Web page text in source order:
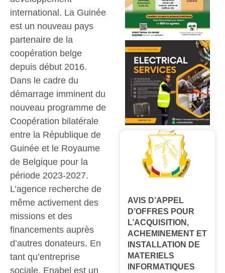
international. La Guinée
est un nouveau pays
partenaire de la
coopération belge
depuis début 2016.
Dans le cadre du
démarrage imminent du
nouveau programme de
Coopération bilatérale
entre la République de
Guinée et le Royaume
de Belgique pour la
période 2023-2027.
L’agence recherche de
même activement des
missions et des
financements auprès
d’autres donateurs. En
tant qu’entreprise
sociale, Enabel est un
AVIS D’APPEL
D’OFFRES POUR
L’ACQUISITION,
ACHEMINEMENT ET
INSTALLATION DE
MATERIELS
INFORMATIQUES